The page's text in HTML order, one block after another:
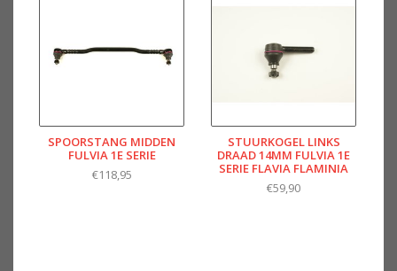
SPOORSTANG MIDDEN
FULVIA 1E SERIE
€118,95
STUURKOGEL LINKS
DRAAD 14MM FULVIA 1E
SERIE FLAVIA FLAMINIA
€59,90